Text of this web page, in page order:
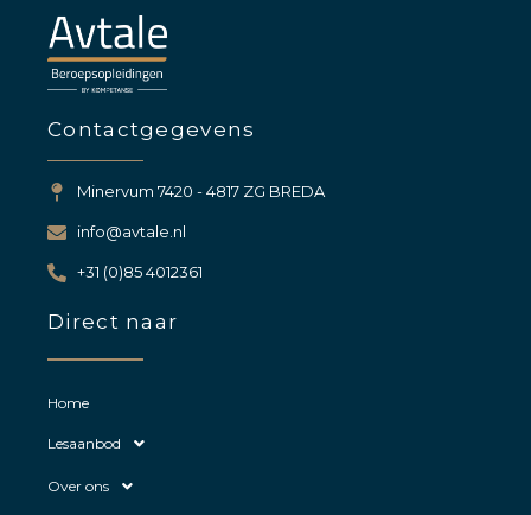
Contactgegevens
Minervum 7420 - 4817 ZG BREDA
info@avtale.nl
+31 (0)85 4012361
Direct naar
Home
Lesaanbod
Over ons